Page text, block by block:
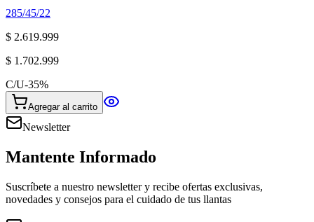
285/45/22
$ 2.619.999
$ 1.702.999
C/U-35%
Agregar al carrito
Newsletter
Mantente Informado
Suscríbete a nuestro newsletter y recibe ofertas exclusivas,
novedades y consejos para el cuidado de tus llantas